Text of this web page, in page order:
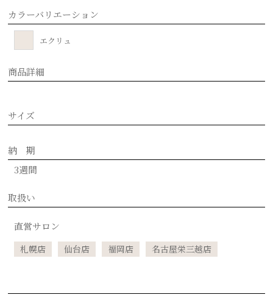
カラーバリエーション
エクリュ
商品詳細
サイズ
納 期
3週間
取扱い
直営サロン
札幌店 仙台店 福岡店 名古屋栄三越店